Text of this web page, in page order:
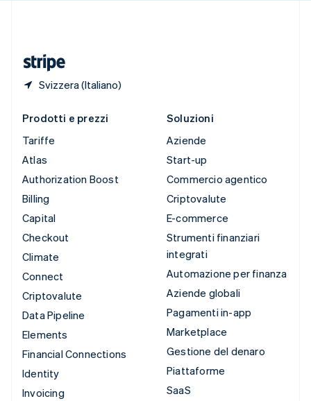
Svizzera (Italiano)
Prodotti e prezzi
Tariffe
Atlas
Authorization Boost
Billing
Capital
Checkout
Climate
Connect
Criptovalute
Data Pipeline
Elements
Financial Connections
Identity
Invoicing
Soluzioni
Aziende
Start-up
Commercio agentico
Criptovalute
E-commerce
Strumenti finanziari
integrati
Automazione per finanza
Aziende globali
Pagamenti in-app
Marketplace
Gestione del denaro
Piattaforme
SaaS